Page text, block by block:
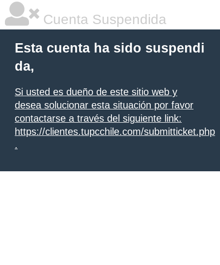
Cuenta Suspendida
Esta cuenta ha sido suspendi
da,
Si usted es dueño de este sitio web y
desea solucionar esta situación por favor
contactarse a través del siguiente link:
https://clientes.tupcchile.com/submitticket.php
.